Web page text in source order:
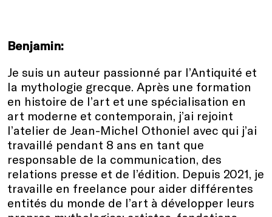
Benjamin:
Je suis un auteur passionné par l’Antiquité et
la mythologie grecque. Après une formation
en histoire de l’art et une spécialisation en
art moderne et contemporain, j’ai rejoint
l’atelier de Jean-Michel Othoniel avec qui j’ai
travaillé pendant 8 ans en tant que
responsable de la communication, des
relations presse et de l’édition. Depuis 2021, je
travaille en freelance pour aider différentes
entités du monde de l’art à développer leurs